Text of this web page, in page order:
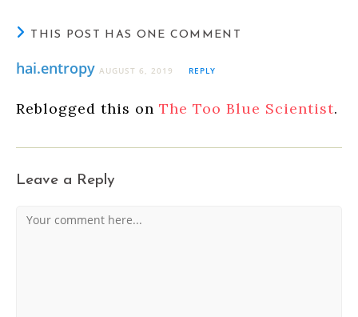
THIS POST HAS ONE COMMENT
hai.entropy AUGUST 6, 2019 REPLY
Reblogged this on The Too Blue Scientist.
Leave a Reply
Comment